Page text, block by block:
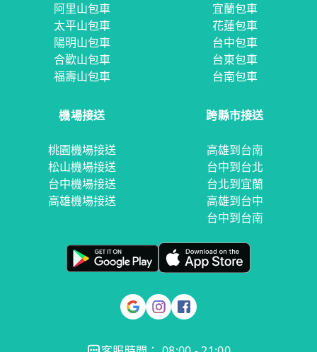
阿里山包車
太平山包車
陽明山包車
合歡山包車
福壽山包車
宜蘭包車
花蓮包車
台中包車
台東包車
台南包車
機場接送
桃園機場接送
松山機場接送
台中機場接送
高雄機場接送
跨縣市接送
高雄到台南
台中到台北
台北到宜蘭
高雄到台中
台中到台南